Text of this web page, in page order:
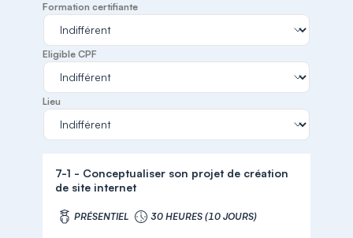
Formation certifiante
Eligible CPF
Lieu
7-1 - Conceptualiser son projet de création
de site internet
PRÉSENTIEL 30 HEURES (10 JOURS)